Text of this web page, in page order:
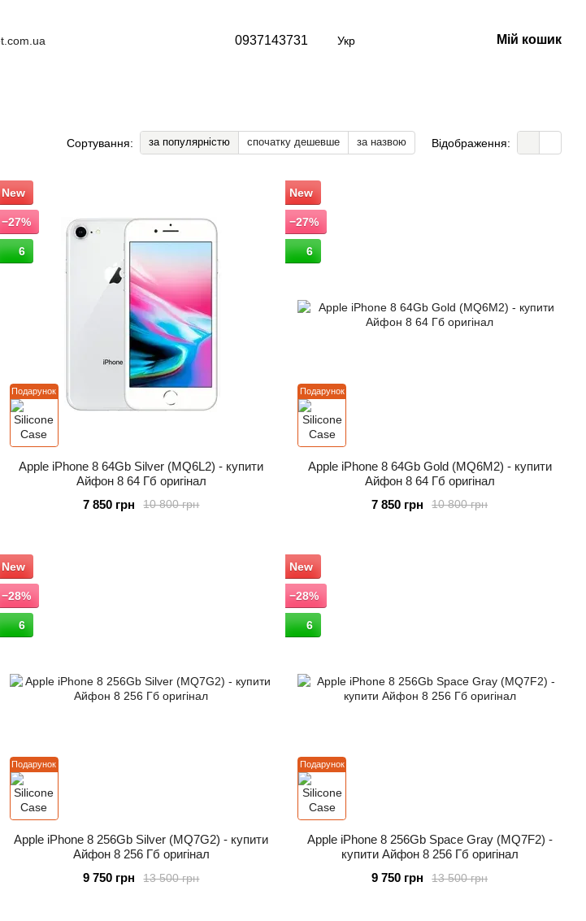
0937143731 Укр Мій кошик
Сортування: за популярністю спочатку дешевше за назвою Відображення:
Подарунок
New
−27%
6
Apple iPhone 8 64Gb Silver (MQ6L2) - купити
Айфон 8 64 Гб оригінал
10 800 грн
7 850 грн
Подарунок
New
−27%
6
Apple iPhone 8 64Gb Gold (MQ6M2) - купити
Айфон 8 64 Гб оригінал
10 800 грн
7 850 грн
Подарунок
New
−28%
6
Apple iPhone 8 256Gb Silver (MQ7G2) - купити
Айфон 8 256 Гб оригінал
13 500 грн
9 750 грн
Подарунок
New
−28%
6
Apple iPhone 8 256Gb Space Gray (MQ7F2) -
купити Айфон 8 256 Гб оригінал
13 500 грн
9 750 грн